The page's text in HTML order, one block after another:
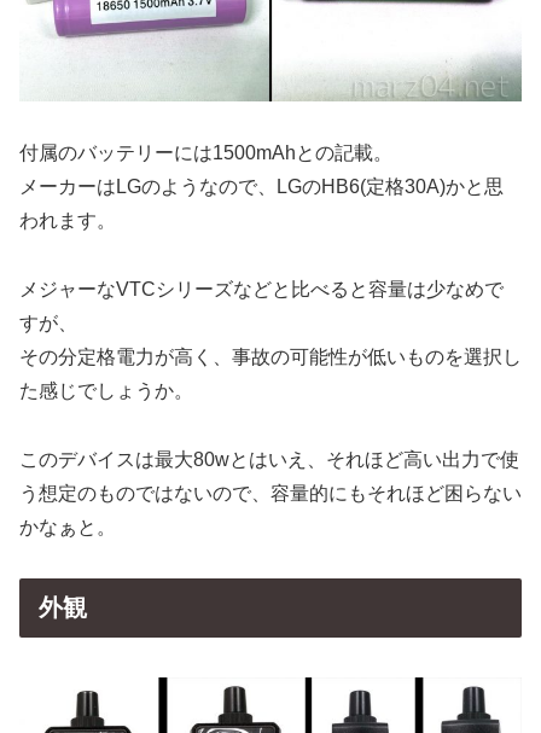
付属のバッテリーには1500mAhとの記載。
メーカーはLGのようなので、LGのHB6(定格30A)かと思
われます。
メジャーなVTCシリーズなどと比べると容量は少なめで
すが、
その分定格電力が高く、事故の可能性が低いものを選択し
た感じでしょうか。
このデバイスは最大80wとはいえ、それほど高い出力で使
う想定のものではないので、容量的にもそれほど困らない
かなぁと。
外観